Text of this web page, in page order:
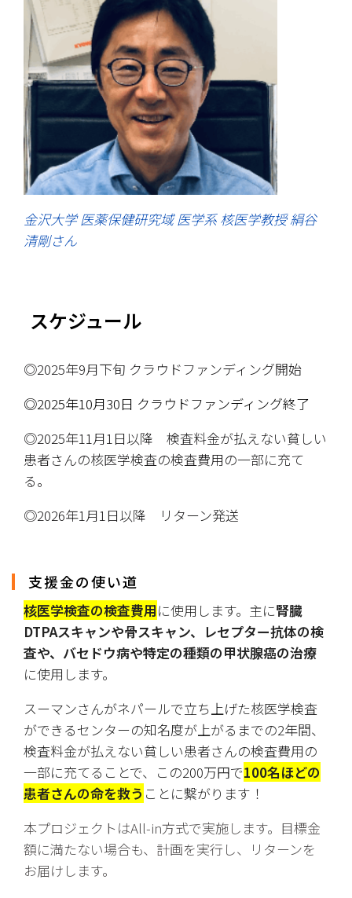
金沢大学 医薬保健研究域 医学系 核医学教授 絹谷
清剛さん
スケジュール
◎2025年9月下旬 クラウドファンディング開始
◎2025年10月30日 クラウドファンディング終了
◎2025年11月1日以降　検査料金が払えない貧しい
患者さんの核医学検査の検査費用の一部に充て
る。
◎2026年1月1日以降　リターン発送
支援金の使い道
核医学検査の検査費用に使用します。主に腎臓
DTPAスキャンや骨スキャン、レセプター抗体の検
査や、バセドウ病や特定の種類の甲状腺癌の治療
に使用します。
スーマンさんがネパールで立ち上げた核医学検査
ができるセンターの知名度が上がるまでの2年間、
検査料金が払えない貧しい患者さんの検査費用の
一部に充てることで、この200万円で100名ほどの
患者さんの命を救う ことに繋がります！
本プロジェクトはAll-in方式で実施します。目標金
額に満たない場合も、計画を実行し、リターンを
お届けします。